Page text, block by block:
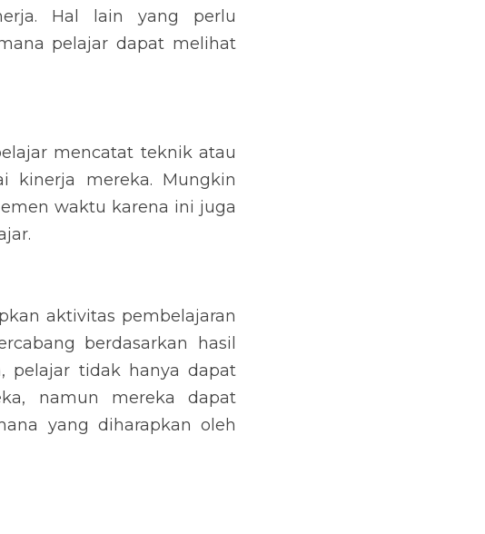
Hal lain yang perlu
pelajar dapat melihat
mencatat teknik atau
kinerja mereka. Mungkin
waktu karena ini juga
aktivitas pembelajaran
berdasarkan hasil
pelajar tidak hanya dapat
namun mereka dapat
yang diharapkan oleh